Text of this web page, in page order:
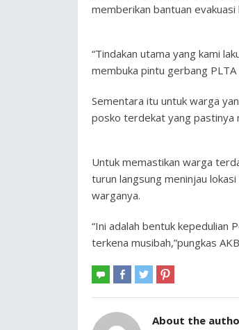
memberikan bantuan
“Tindakan utama yang kami
membuka pintu gerbang
Sementara itu untuk warga
posko terdekat yang pastinya
Untuk memastikan warga
turun langsung meninjau
warganya.
“Ini adalah bentuk kepedulian
terkena musibah,”pungkas
About the